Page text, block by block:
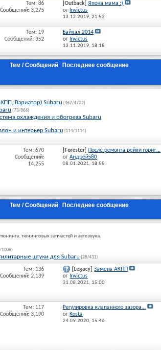
Тем: 86
Сообщений: 3,275
[Outback] Япона мама :)
от Invictus
13.12.2019,21:52
Тем: 19
Сообщений: 352
Байкал 2014
от Invictus
13.11.2019, 18:18
Тем / Сообщений Последнее сообщение
Вариатор) Subaru (467/4702)
(73/866)
охлаждения и обогрева Subaru
и интерьер Subaru (114/1114)
Тем: 670
Сообщений:
14,255
[Forester] После ремонта рейки горит...
отАндрей580
08.01.2021, 18:55
Тем / Сообщений Последнее сообщение
тюнинговых запчастей и автозвука.
1008)
штуки для Subaru (28/431)
Тем: 136
Сообщений: 2,139
[Legacy] Замена АКПП
от Invictus
31.08.2021, 15:00
Тем: 117
Сообщений: 3,190
Регулировка клапанного зазора...
от Kosta
24.09.2020, 15:46